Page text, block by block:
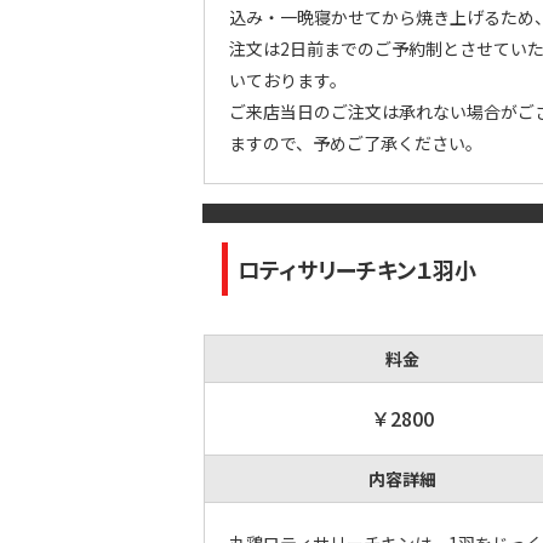
込み・一晩寝かせてから焼き上げるため
注文は2日前までのご予約制とさせてい
いております。
ご来店当日のご注文は承れない場合がご
ますので、予めご了承ください。
ロティサリーチキン１羽小
料金
￥2800
内容詳細